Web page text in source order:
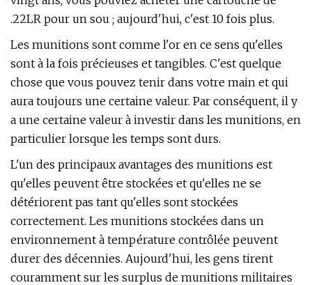
.22LR pour un sou ; aujourd'hui, c'est 10 fois plus.
Les munitions sont comme l'or en ce sens qu'elles
sont à la fois précieuses et tangibles. C'est quelque
chose que vous pouvez tenir dans votre main et qui
aura toujours une certaine valeur. Par conséquent, il y
a une certaine valeur à investir dans les munitions, en
particulier lorsque les temps sont durs.
L'un des principaux avantages des munitions est
qu'elles peuvent être stockées et qu'elles ne se
détériorent pas tant qu'elles sont stockées
correctement. Les munitions stockées dans un
environnement à température contrôlée peuvent
durer des décennies. Aujourd'hui, les gens tirent
couramment sur les surplus de munitions militaires